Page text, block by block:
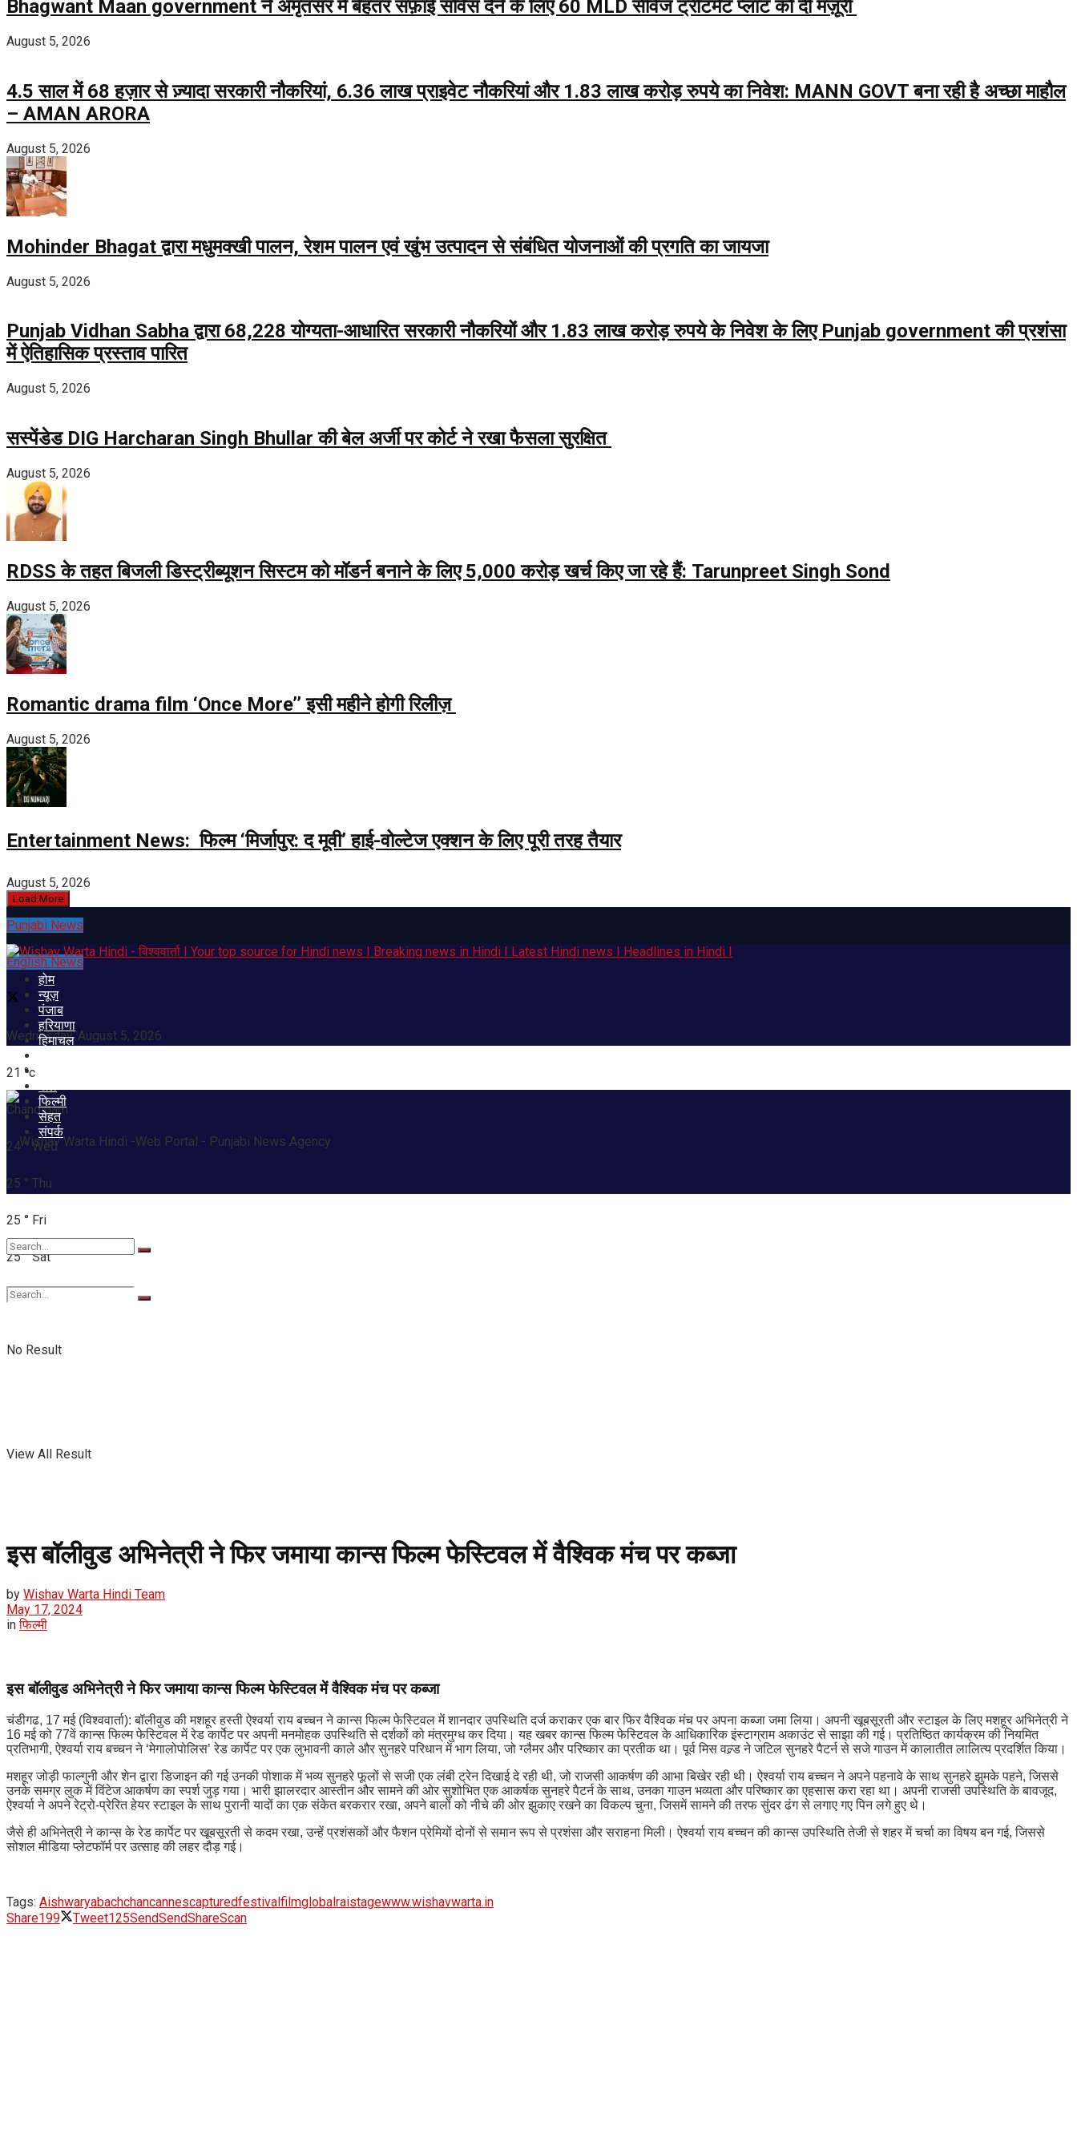
Bhagwant Maan government ने अमृतसर में बेहतर सफ़ाई सर्विस देने के लिए 60 MLD सीवेज ट्रीटमेंट प्लांट को दी मंज़ूरी
August 5, 2026
4.5 साल में 68 हज़ार से ज़्यादा सरकारी नौकरियां, 6.36 लाख प्राइवेट नौकरियां और 1.83 लाख करोड़ रुपये का निवेश: MANN GOVT बना रही है अच्छा माहौल
– AMAN ARORA
August 5, 2026
Mohinder Bhagat द्वारा मधुमक्खी पालन, रेशम पालन एवं खुंभ उत्पादन से संबंधित योजनाओं की प्रगति का जायजा
August 5, 2026
Punjab Vidhan Sabha द्वारा 68,228 योग्यता-आधारित सरकारी नौकरियों और 1.83 लाख करोड़ रुपये के निवेश के लिए Punjab government की प्रशंसा
में ऐतिहासिक प्रस्ताव पारित
August 5, 2026
सस्पेंडेड DIG Harcharan Singh Bhullar की बेल अर्जी पर कोर्ट ने रखा फैसला सुरक्षित
August 5, 2026
RDSS के तहत बिजली डिस्ट्रीब्यूशन सिस्टम को मॉडर्न बनाने के लिए 5,000 करोड़ खर्च किए जा रहे हैं: Tarunpreet Singh Sond
August 5, 2026
Romantic drama film ‘Once More’’ इसी महीने होगी रिलीज़
August 5, 2026
Entertainment News: फिल्म ‘मिर्जापुर: द मूवी’ हाई-वोल्टेज एक्शन के लिए पूरी तरह तैयार
August 5, 2026
Load More
Punjabi News
English News
Wednesday, August 5, 2026
21 °c
Chandigarh
24 ° Wed
25 ° Thu
25 ° Fri
25 ° Sat
होम
न्यूज़
पंजाब
हरियाणा
हिमाचल
फिल्मी
सेहत
संपर्क
No Result
View All Result
इस बॉलीवुड अभिनेत्री ने फिर जमाया कान्स फिल्म फेस्टिवल में वैश्विक मंच पर कब्जा
by Wishav Warta Hindi Team
May 17, 2024
in फिल्मी
इस बॉलीवुड अभिनेत्री ने फिर जमाया कान्स फिल्म फेस्टिवल में वैश्विक मंच पर कब्जा
चंडीगढ, 17 मई (विश्ववार्ता): बॉलीवुड की मशहूर हस्ती ऐश्वर्या राय बच्चन ने कान्स फिल्म फेस्टिवल में शानदार उपस्थिति दर्ज कराकर एक बार फिर वैश्विक मंच पर अपना कब्जा जमा लिया। अपनी खूबसूरती और स्टाइल के लिए मशहूर अभिनेत्री ने
16 मई को 77वें कान्स फिल्म फेस्टिवल में रेड कार्पेट पर अपनी मनमोहक उपस्थिति से दर्शकों को मंत्रमुग्ध कर दिया। यह खबर कान्स फिल्म फेस्टिवल के आधिकारिक इंस्टाग्राम अकाउंट से साझा की गई। प्रतिष्ठित कार्यक्रम की नियमित
प्रतिभागी, ऐश्वर्या राय बच्चन ने ‘मेगालोपोलिस’ रेड कार्पेट पर एक लुभावनी काले और सुनहरे परिधान में भाग लिया, जो ग्लैमर और परिष्कार का प्रतीक था। पूर्व मिस वल्र्ड ने जटिल सुनहरे पैटर्न से सजे गाउन में कालातीत लालित्य प्रदर्शित किया।
मशहूर जोड़ी फाल्गुनी और शेन द्वारा डिजाइन की गई उनकी पोशाक में भव्य सुनहरे फूलों से सजी एक लंबी ट्रेन दिखाई दे रही थी, जो राजसी आकर्षण की आभा बिखेर रही थी। ऐश्वर्या राय बच्चन ने अपने पहनावे के साथ सुनहरे झुमके पहने, जिससे
उनके समग्र लुक में विंटेज आकर्षण का स्पर्श जुड़ गया। भारी झालरदार आस्तीन और सामने की ओर सुशोभित एक आकर्षक सुनहरे पैटर्न के साथ, उनका गाउन भव्यता और परिष्कार का एहसास करा रहा था। अपनी राजसी उपस्थिति के बावजूद,
ऐश्वर्या ने अपने रेट्रो-प्रेरित हेयर स्टाइल के साथ पुरानी यादों का एक संकेत बरकरार रखा, अपने बालों को नीचे की ओर झुकाए रखने का विकल्प चुना, जिसमें सामने की तरफ सुंदर ढंग से लगाए गए पिन लगे हुए थे।
जैसे ही अभिनेत्री ने कान्स के रेड कार्पेट पर खूबसूरती से कदम रखा, उन्हें प्रशंसकों और फैशन प्रेमियों दोनों से समान रूप से प्रशंसा और सराहना मिली। ऐश्वर्या राय बच्चन की कान्स उपस्थिति तेजी से शहर में चर्चा का विषय बन गई, जिससे
सोशल मीडिया प्लेटफॉर्म पर उत्साह की लहर दौड़ गई।
Tags: Aishwaryabachchancannescapturedfestivalfilmglobalraistagewww.wishavwarta.in
Share199 Tweet125SendSendShareScan